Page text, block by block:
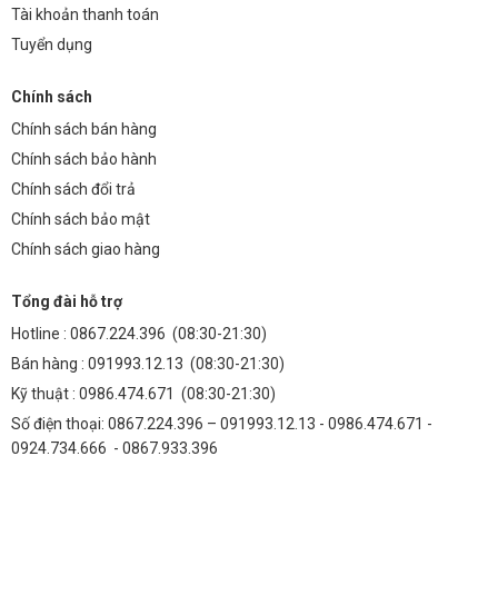
Để tìm hiểu thêm về các sản phẩm liên quan, bạn có thể tham khảo:
Nguồn LED Meanwell LPVL-150-24 (150W 24V 6.3A) IP67
Nguồn LED Meanwell LPV-150-48 (150W 48V 3.2A) IP67
Đánh Giá Đèn UFO 200W Philips SMD: Độ Bền Sau 2 Năm Sử
Dụng – Bí Mật Từ Chuyên Gia Thành Đạt LED
Thông tin liên hệ : Số 938 đường Quang Trung, Phường Yên Nghĩa,
TP Hà Nội, Việt Nam
Số điện thoại: 091993.12.13 – 0986.474.671 – 0924.734.666
✓
Thành Đạt LED
Đèn LED chính hãng
Đèn Năng Lượng MT
Đèn Năng Lượng Mặt Trời 300W
Lắp đặt không cần điện lưới,
Tài khoản thanh toán
Tuyển dụng
Chính sách
Chính sách bán hàng
Chính sách bảo hành
Chính sách đổi trả
Chính sách bảo mật
Chính sách giao hàng
Tổng đài hỗ trợ
Hotline : 0867.224.396 (08:30-21:30)
Bán hàng : 091993.12.13 (08:30-21:30)
Kỹ thuật : 0986.474.671 (08:30-21:30)
Số điện thoại: 0867.224.396 – 091993.12.13 - 0986.474.671 -
0924.734.666 - 0867.933.396